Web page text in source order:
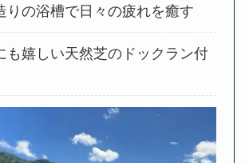
りの浴槽で日々の疲れを癒す
も嬉しい天然芝のドックラン付